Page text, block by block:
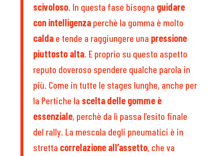
scivoloso. In questa fase bisogna guidare
con intelligenza perchè la gomma è molto
calda e tende a raggiungere una pressione
piuttosto alta. E proprio su questo aspetto
reputo doveroso spendere qualche parola in
più. Come in tutte le stages lunghe, anche per
la Pertiche la scelta delle gomme è
essenziale, perchè da lì passa l’esito finale
del rally. La mescola degli pneumatici è in
stretta correlazione all’assetto, che va